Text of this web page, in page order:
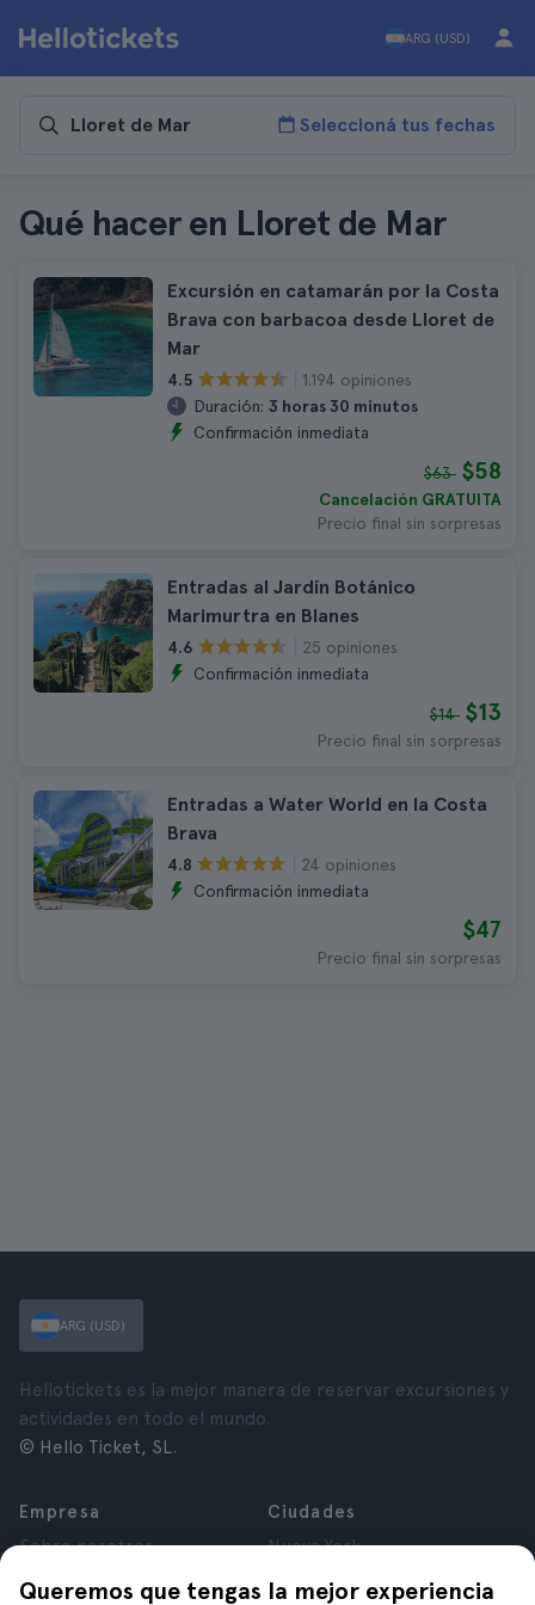
ARG (USD)
Seleccioná tus fechas
Qué hacer en Lloret de Mar
Excursión en catamarán por la Costa
Brava con barbacoa desde Lloret de
Mar
4.5
1.194 opiniones
Duración: 3 horas 30 minutos
Confirmación inmediata
$63 $58
Cancelación GRATUITA
Precio final sin sorpresas
Entradas al Jardín Botánico
Marimurtra en Blanes
4.6
25 opiniones
Confirmación inmediata
$14 $13
Precio final sin sorpresas
Entradas a Water World en la Costa
Brava
4.8
24 opiniones
Confirmación inmediata
$47
Precio final sin sorpresas
Queremos que tengas la mejor experiencia
ARG (USD)
Hellotickets es la mejor manera de reservar excursiones y
actividades en todo el mundo.
© Hello Ticket, SL.
Empresa
Sobre nosotros
Ciudades
Nueva York